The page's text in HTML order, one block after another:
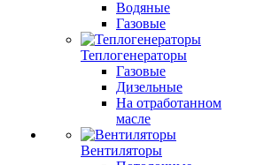
Водяные
Газовые
Теплогенераторы
Газовые
Дизельные
На отработанном
масле
Вентиляторы